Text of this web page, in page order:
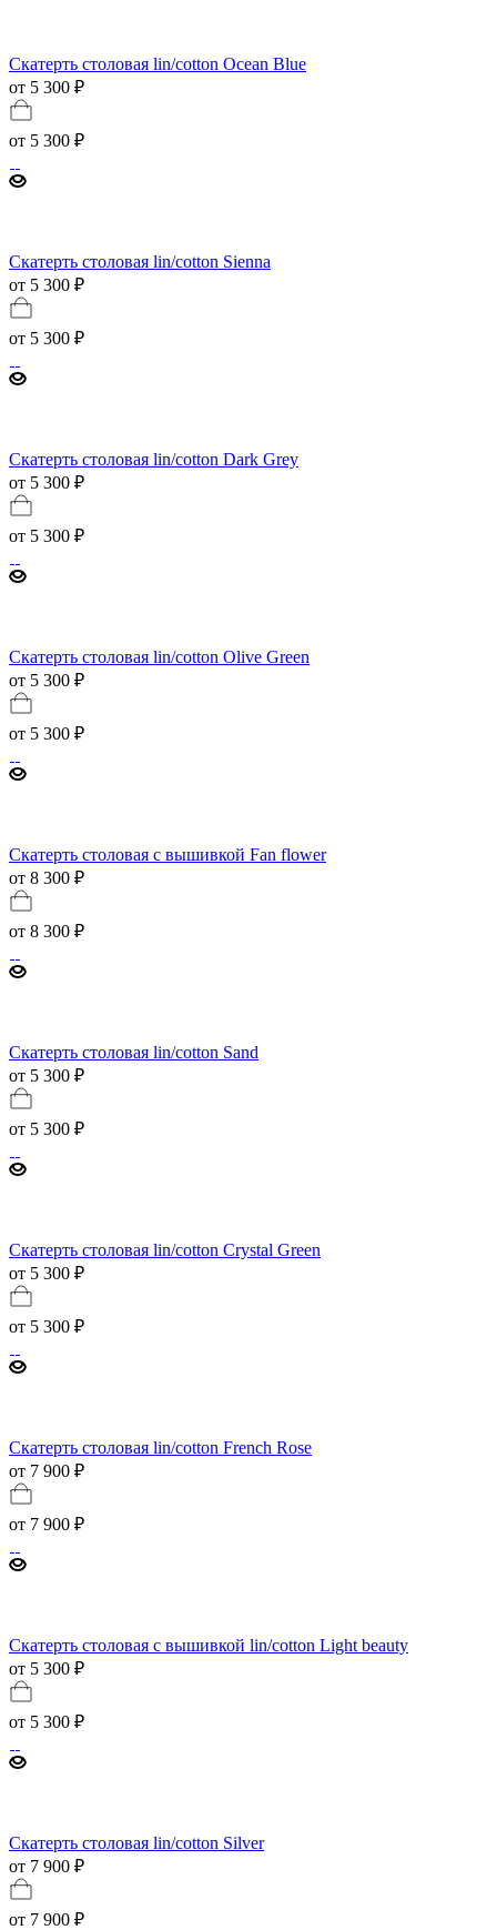
Скатерть столовая lin/cotton Ocean Blue
от 5 300 ₽
от 5 300 ₽
Скатерть столовая lin/cotton Sienna
от 5 300 ₽
от 5 300 ₽
Скатерть столовая lin/cotton Dark Grey
от 5 300 ₽
от 5 300 ₽
Скатерть столовая lin/cotton Olive Green
от 5 300 ₽
от 5 300 ₽
Скатерть столовая с вышивкой Fan flower
от 8 300 ₽
от 8 300 ₽
Скатерть столовая lin/cotton Sand
от 5 300 ₽
от 5 300 ₽
Скатерть столовая lin/cotton Crystal Green
от 5 300 ₽
от 5 300 ₽
Скатерть столовая lin/cotton French Rose
от 7 900 ₽
от 7 900 ₽
Скатерть столовая с вышивкой lin/cotton Light beauty
от 5 300 ₽
от 5 300 ₽
Скатерть столовая lin/cotton Silver
от 7 900 ₽
от 7 900 ₽